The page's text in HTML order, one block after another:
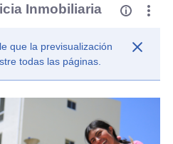
Inmobiliaria
que la previsualización
todas las páginas.